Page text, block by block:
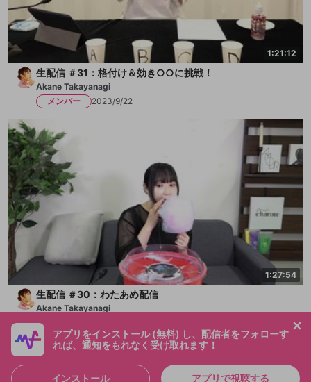
1:21:12
生配信 ＃31：格付け＆効き○○に挑戦！
Akane Takayanagi
メンバー
2023/9/22
1:27:54
生配信 ＃30：わたあめ配信
Akane Takayanagi
アプリをインストール (無料) し、配信者をフォローす
れば、通知をもれなく受け取れます！
インストール アプリで視聴する